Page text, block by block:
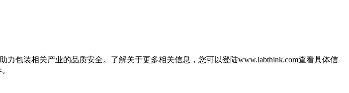
包装相关产业的品质安全。了解关于更多相关信息，您可以登陆www.labthink.com查看具体信